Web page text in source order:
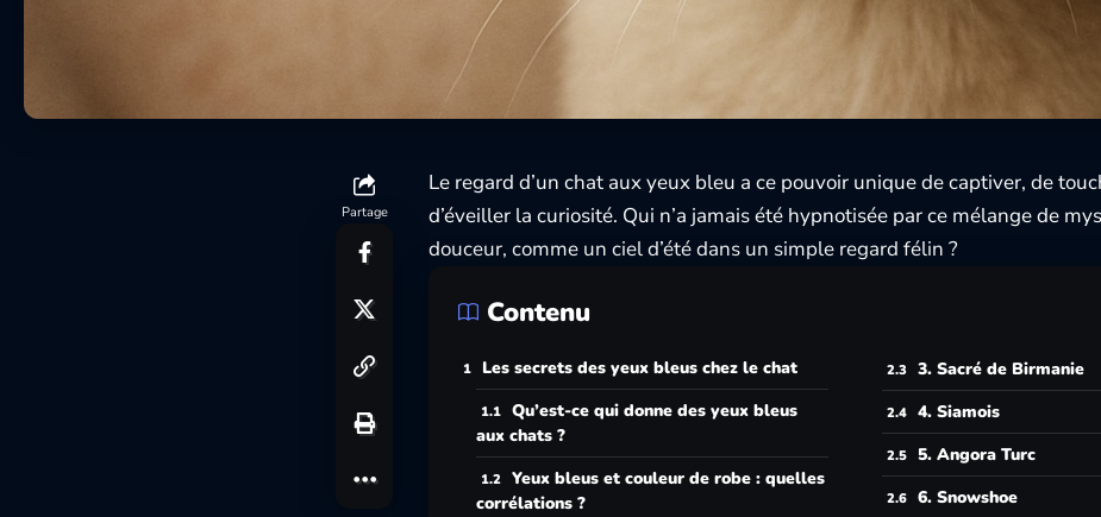
Partage
Le regard d’un chat aux yeux bleu a ce pouvoir unique de captiver, de
d’éveiller la curiosité. Qui n’a jamais été hypnotisée par ce mélange de
douceur, comme un ciel d’été dans un simple regard félin ?
Contenu
Les secrets des yeux bleus chez le chat
Qu’est-ce qui donne des yeux bleus
aux chats ?
Yeux bleus et couleur de robe : quelles
corrélations ?
3. Sacré de Birmanie
4. Siamois
5. Angora Turc
6. Snowshoe